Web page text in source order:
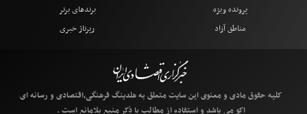
پرونده ویژه
مناطق آزاد
برندهای برتر
رپرتاژ خبری
کلیه حقوق مادی و معنوی این سایت متعلق به هلدینگ فرهنگی،اقتصادی و رسانه ای
اکو می باشد و استفاده از مطالب با ذکر منبع بلامانع است .